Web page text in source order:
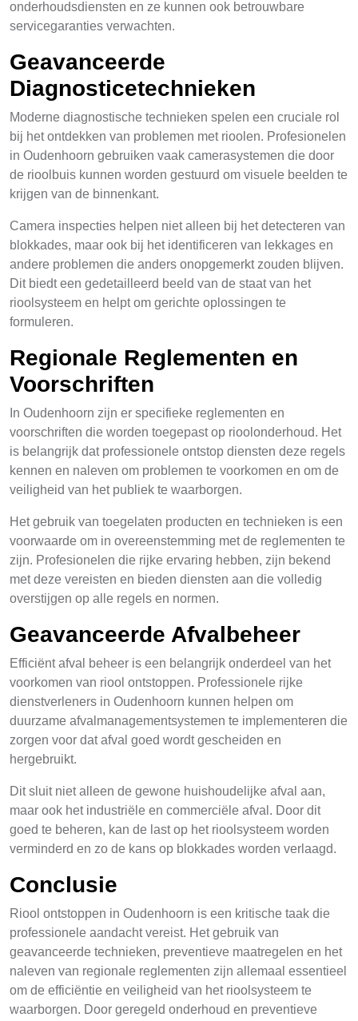
onderhoudsdiensten en ze kunnen ook betrouwbare
servicegaranties verwachten.
Geavanceerde
Diagnosticetechnieken
Moderne diagnostische technieken spelen een cruciale rol
bij het ontdekken van problemen met rioolen. Profesionelen
in Oudenhoorn gebruiken vaak camerasystemen die door
de rioolbuis kunnen worden gestuurd om visuele beelden te
krijgen van de binnenkant.
Camera inspecties helpen niet alleen bij het detecteren van
blokkades, maar ook bij het identificeren van lekkages en
andere problemen die anders onopgemerkt zouden blijven.
Dit biedt een gedetailleerd beeld van de staat van het
rioolsysteem en helpt om gerichte oplossingen te
formuleren.
Regionale Reglementen en
Voorschriften
In Oudenhoorn zijn er specifieke reglementen en
voorschriften die worden toegepast op rioolonderhoud. Het
is belangrijk dat professionele ontstop diensten deze regels
kennen en naleven om problemen te voorkomen en om de
veiligheid van het publiek te waarborgen.
Het gebruik van toegelaten producten en technieken is een
voorwaarde om in overeenstemming met de reglementen te
zijn. Profesionelen die rijke ervaring hebben, zijn bekend
met deze vereisten en bieden diensten aan die volledig
overstijgen op alle regels en normen.
Geavanceerde Afvalbeheer
Efficiënt afval beheer is een belangrijk onderdeel van het
voorkomen van riool ontstoppen. Professionele rijke
dienstverleners in Oudenhoorn kunnen helpen om
duurzame afvalmanagementsystemen te implementeren die
zorgen voor dat afval goed wordt gescheiden en
hergebruikt.
Dit sluit niet alleen de gewone huishoudelijke afval aan,
maar ook het industriële en commerciële afval. Door dit
goed te beheren, kan de last op het rioolsysteem worden
verminderd en zo de kans op blokkades worden verlaagd.
Conclusie
Riool ontstoppen in Oudenhoorn is een kritische taak die
professionele aandacht vereist. Het gebruik van
geavanceerde technieken, preventieve maatregelen en het
naleven van regionale reglementen zijn allemaal essentieel
om de efficiëntie en veiligheid van het rioolsysteem te
waarborgen. Door geregeld onderhoud en preventieve